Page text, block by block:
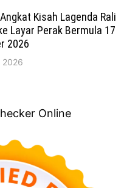
Angkat Kisah Lagenda Rali
Layar Perak Bermula 17
2026
2026
Online